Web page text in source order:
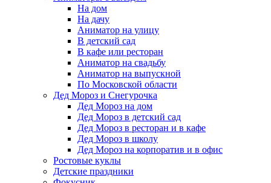
На дом
На дачу
Аниматор на улицу
В детский сад
В кафе или ресторан
Аниматор на свадьбу
Аниматор на выпускной
По Московской области
Дед Мороз и Снегурочка
Дед Мороз на дом
Дед Мороз в детский сад
Дед Мороз в ресторан и в кафе
Дед Мороз в школу
Дед Мороз на корпоратив и в офис
Ростовые куклы
Детские праздники